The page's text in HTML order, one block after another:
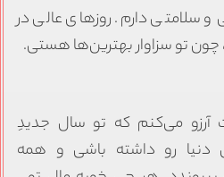
سلامتی دارم. روزهای عالی در
تو سزاوار بهترین‌ها هستی.
آرزو می‌کنم که تو سال جدیدِ
دنیا رو داشته باشی و همه